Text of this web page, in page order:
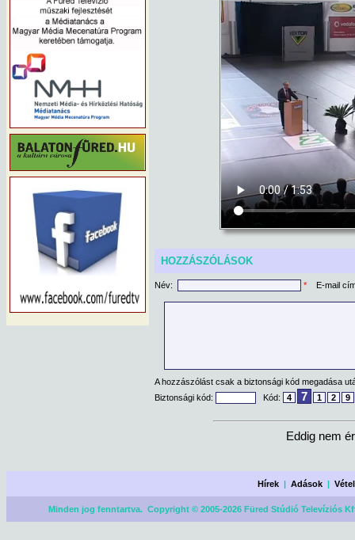
HOZZÁSZÓLÁSOK
Név: * E-mail
A hozzászólást csak a biztonsági kód megadása
Biztonsági kód:
Kód: 4 7 1 2 9
Eddig nem
Hírek |Adások |
Minden jog fenntartva. Copyright © 2005-2026 Füred Stúdió Televíziós